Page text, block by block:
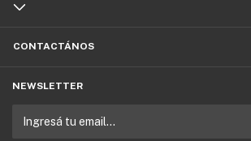
CONTACTÁNOS
NEWSLETTER